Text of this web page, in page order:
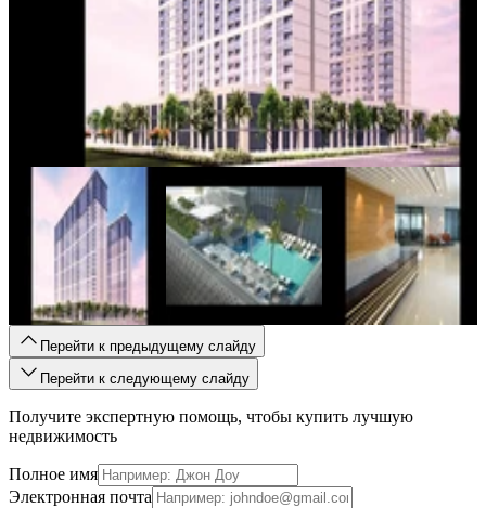
Перейти к предыдущему слайду
Перейти к следующему слайду
Получите экспертную помощь, чтобы купить лучшую
недвижимость
Полное имя
Электронная почта